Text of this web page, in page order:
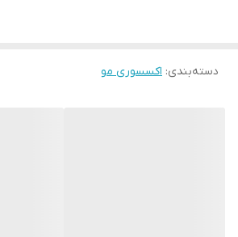
دسته‌بندی: اکسسوری مو